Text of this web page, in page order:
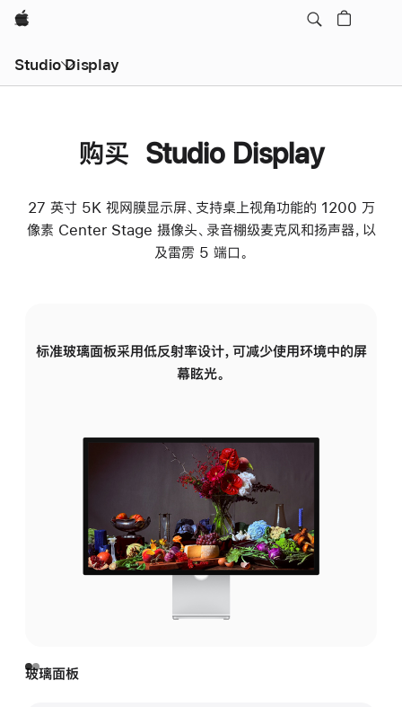
Apple
Studio Display
购买 Studio Display
27 英寸 5K 视网膜显示屏、支持桌上视角功能的 1200 万
像素 Center Stage 摄像头、录音棚级麦克风和扬声器，以
及雷雳 5 端口。
标准玻璃面板采用低反射率设计，可减少使用环境中的屏
幕眩光。
玻璃面板